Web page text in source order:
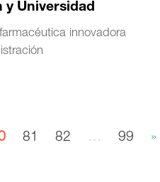
y Universidad
innovadora
81 82 … 99 »